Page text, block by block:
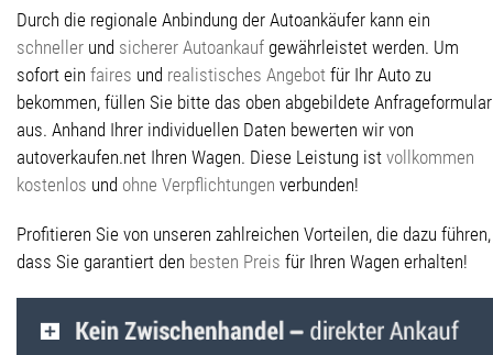
Durch die regionale Anbindung der Autoankäufer kann ein
schneller und sicherer Autoankauf gewährleistet werden. Um
sofort ein faires und realistisches Angebot für Ihr Auto zu
bekommen, füllen Sie bitte das oben abgebildete Anfrageformular
aus. Anhand Ihrer individuellen Daten bewerten wir von
autoverkaufen.net Ihren Wagen. Diese Leistung ist vollkommen
kostenlos und ohne Verpflichtungen verbunden!
Profitieren Sie von unseren zahlreichen Vorteilen, die dazu führen,
dass Sie garantiert den besten Preis für Ihren Wagen erhalten!